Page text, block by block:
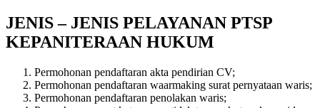
JENIS – JENIS PELAYANAN PTSP
KEPANITERAAN HUKUM
Permohonan pendaftaran akta pendirian CV;
Permohonan pendaftaran waarmaking surat pernyataan waris;
Permohonan pendaftaran penolakan waris;